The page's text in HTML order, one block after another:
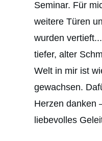
Seminar. Für
weitere Türen
wurden
tiefer, alter
Welt in mir ist
gewachsen.
Herzen danken
liebevolles